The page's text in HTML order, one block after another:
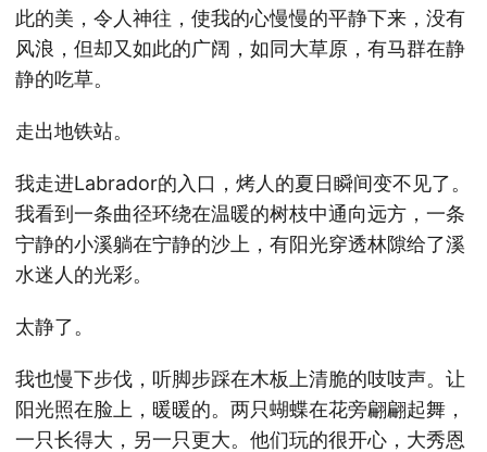
此的美，令人神往，使我的心慢慢的平静下来，没有
风浪，但却又如此的广阔，如同大草原，有马群在静
静的吃草。
走出地铁站。
我走进Labrador的入口，烤人的夏日瞬间变不见了。
我看到一条曲径环绕在温暖的树枝中通向远方，一条
宁静的小溪躺在宁静的沙上，有阳光穿透林隙给了溪
水迷人的光彩。
太静了。
我也慢下步伐，听脚步踩在木板上清脆的吱吱声。让
阳光照在脸上，暖暖的。两只蝴蝶在花旁翩翩起舞，
一只长得大，另一只更大。他们玩的很开心，大秀恩